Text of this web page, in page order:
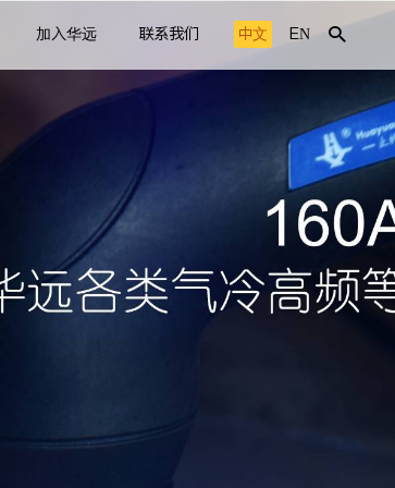
加入华远 联系我们 中文 EN 